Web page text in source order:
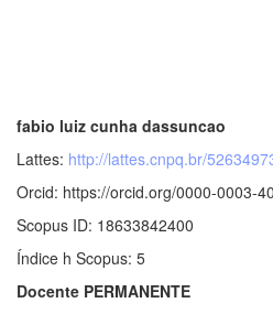
fabio luiz cunha dassuncao
Lattes: http://lattes.cnpq.br/
Orcid: https://orcid.org/0000-0003-
Scopus ID: 18633842400
Índice h Scopus: 5
Docente PERMANENTE